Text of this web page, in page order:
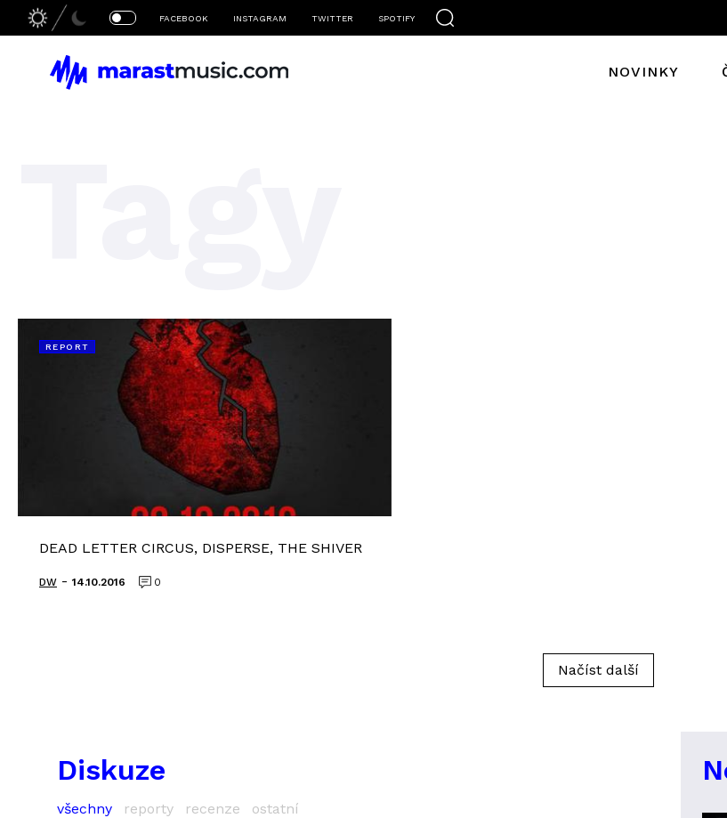
FACEBOOK INSTAGRAM TWITTER SPOTIFY
NOVINKY
REPORT
DEAD LETTER CIRCUS, DISPERSE, THE SHIVER
DW - 14.10.2016 0
Načíst další
Diskuze
všechny reporty recenze ostatní